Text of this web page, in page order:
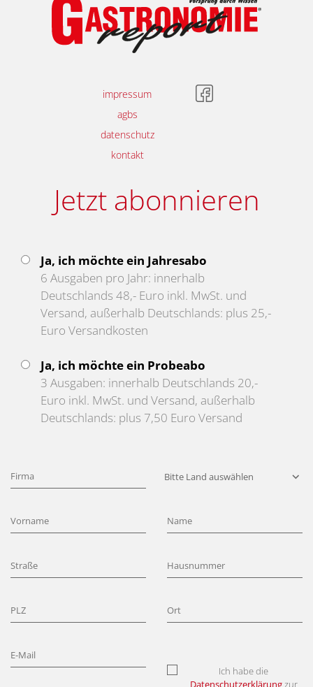
impressum
agbs
datenschutz
kontakt
Jetzt abonnieren
Ja, ich möchte ein Jahresabo
6 Ausgaben pro Jahr: innerhalb
Deutschlands 48,- Euro inkl. MwSt. und
Versand, außerhalb Deutschlands: plus 25,-
Euro Versandkosten
Ja, ich möchte ein Probeabo
3 Ausgaben: innerhalb Deutschlands 20,-
Euro inkl. MwSt. und Versand, außerhalb
Deutschlands: plus 7,50 Euro Versand
Ich habe die
Datenschutzerklärungzur